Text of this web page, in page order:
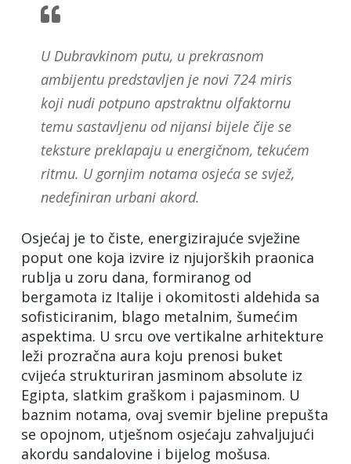
U Dubravkinom putu, u prekrasnom
ambijentu predstavljen je novi 724 miris
koji nudi potpuno apstraktnu olfaktornu
temu sastavljenu od nijansi bijele čije se
teksture preklapaju u energičnom, tekućem
ritmu. U gornjim notama osjeća se svjež,
nedefiniran urbani akord.
Osjećaj je to čiste, energizirajuće svježine
poput one koja izvire iz njujorških praonica
rublja u zoru dana, formiranog od
bergamota iz Italije i okomitosti aldehida sa
sofisticiranim, blago metalnim, šumećim
aspektima. U srcu ove vertikalne arhitekture
leži prozračna aura koju prenosi buket
cvijeća strukturiran jasminom absolute iz
Egipta, slatkim graškom i pajasminom. U
baznim notama, ovaj svemir bjeline prepušta
se opojnom, utješnom osjećaju zahvaljujući
akordu sandalovine i bijelog mošusa.